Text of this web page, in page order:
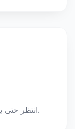
انتظر حتى ينتهي التحويل ثم قم بالتحميل فورًا.